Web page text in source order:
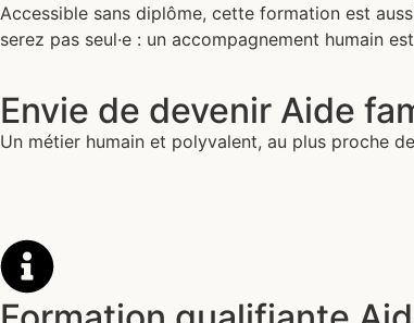
Accessible sans diplôme, cette formation est
serez pas seul·e : un accompagnement humain
Envie de devenir Aide
Un métier humain et polyvalent, au plus proche